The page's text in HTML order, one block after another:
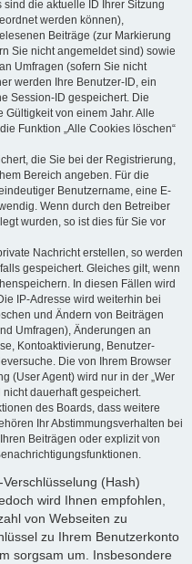
die aktuelle ID Ihrer Sitzung
werden können),
Beiträge (zur Markierung
Sie nicht angemeldet sind) sowie
Umfragen (sofern Sie nicht
werden Ihre Benutzer-ID, ein
Session-ID gespeichert. Die
von einem Jahr. Alle
Funktion „Alle Cookies löschen“
die Sie bei der Registrierung,
Bereich angeben. Für die
Benutzername, eine E-
Wenn durch den Betreiber
wurden, so ist dies für Sie vor
Nachricht erstellen, so werden
gespeichert. Gleiches gilt, wenn
In diesen Fällen wird
IP-Adresse wird weiterhin bei
und Ändern von Beiträgen
Umfragen), Änderungen an
Kontoaktivierung, Benutzer-
Die von Ihrem Browser
(User Agent) wird nur in der „Wer
dauerhaft gespeichert.
des Boards, dass weitere
Ihr Abstimmungsverhalten bei
Beiträgen oder explizit von
(Hash)
wird Ihnen empfohlen,
von Webseiten zu
zu Ihrem Benutzerkonto
sorgsam um. Insbesondere